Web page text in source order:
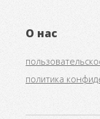
О нас
политика